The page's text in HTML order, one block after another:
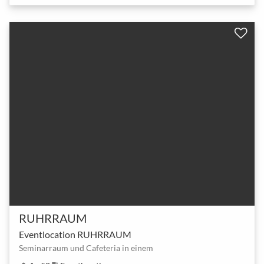
RUHRRAUM
Eventlocation RUHRRAUM
Seminarraum und Cafeteria in einem